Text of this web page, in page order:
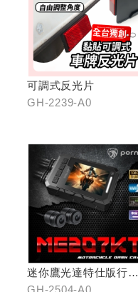
可調式反光片
GH-2239-A0
迷你鷹光達特仕版行車
記錄器
GH-2504-A0